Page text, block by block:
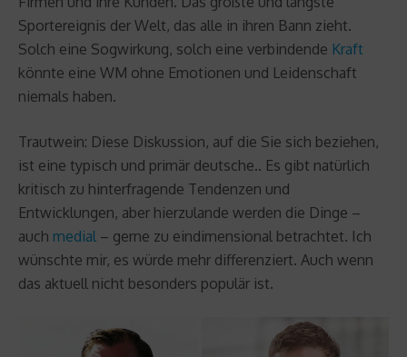
Sportereignis der Welt, das alle in ihren Bann zieht.
Solch eine Sogwirkung, solch eine verbindende Kraft
könnte eine WM ohne Emotionen und Leidenschaft
niemals haben.
Trautwein: Diese Diskussion, auf die Sie sich beziehen,
ist eine typisch und primär deutsche.. Es gibt natürlich
kritisch zu hinterfragende Tendenzen und
Entwicklungen, aber hierzulande werden die Dinge –
auch medial – gerne zu eindimensional betrachtet. Ich
wünschte mir, es würde mehr differenziert. Auch wenn
das aktuell nicht besonders populär ist.